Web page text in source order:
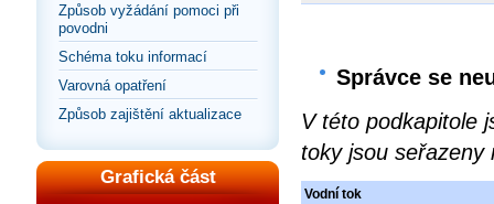
Způsob vyžádání pomoci při
povodni
Schéma toku informací
Varovná opatření
Způsob zajištění aktualizace
Grafická část
Správce se
V této podkapitole
toky jsou seřazeny
Vodní tok